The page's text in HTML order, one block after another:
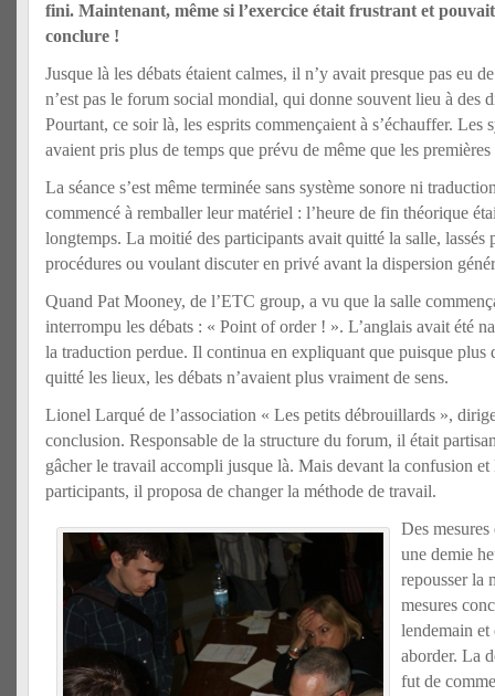
fini. Maintenant, même si l’exercice était frustrant et
conclure !
Jusque là les débats étaient calmes, il n’y avait presque pas eu
n’est pas le forum social mondial, qui donne souvent lieu à des
Pourtant, ce soir là, les esprits commençaient à s’échauffer. Les
avaient pris plus de temps que prévu de même que les
La séance s’est même terminée sans système sonore ni
commencé à remballer leur matériel : l’heure de fin théorique
longtemps. La moitié des participants avait quitté la salle, lassés
procédures ou voulant discuter en privé avant la dispersion
Quand Pat Mooney, de l’ETC group, a vu que la salle
interrompu les débats : « Point of order ! ». L’anglais avait été
la traduction perdue. Il continua en expliquant que puisque plus
quitté les lieux, les débats n’avaient plus vraiment de sens.
Lionel Larqué de l’association « Les petits débrouillards »,
conclusion. Responsable de la structure du forum, il était
gâcher le travail accompli jusque là. Mais devant la confusion et
participants, il proposa de changer la méthode de travail.
Des
une demie
repousser la
mesures
lendemain
aborder. La
fut de